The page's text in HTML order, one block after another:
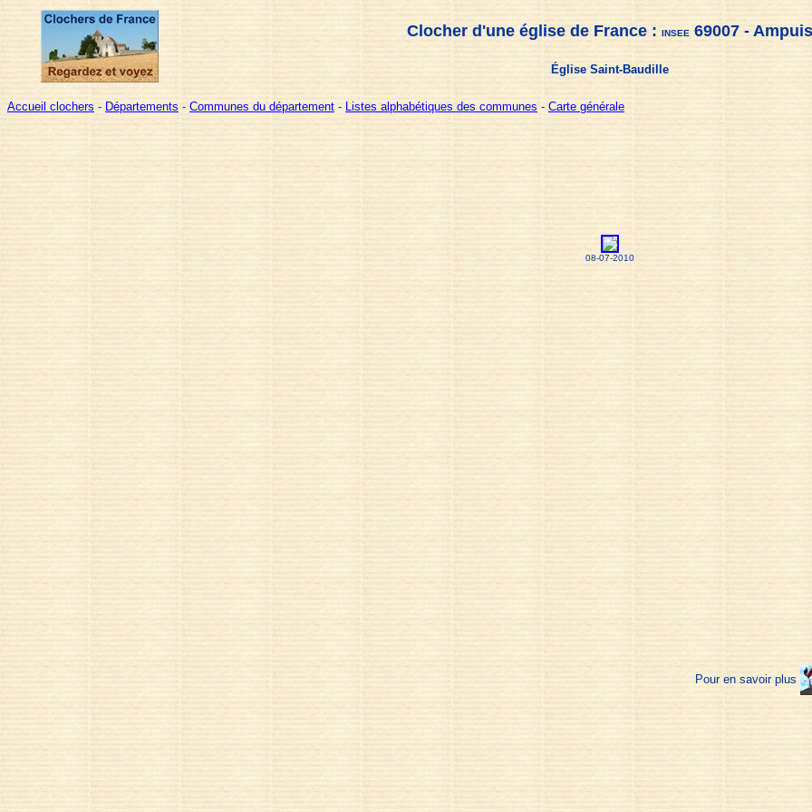
Clocher d'une église de France : INSEE69007 - Ampuis
Église Saint-Baudille
Accueil clochers - Départements - Communes du département - Listes alphabétiques des communes - Carte générale
08-07-2010
Pour en savoir plus